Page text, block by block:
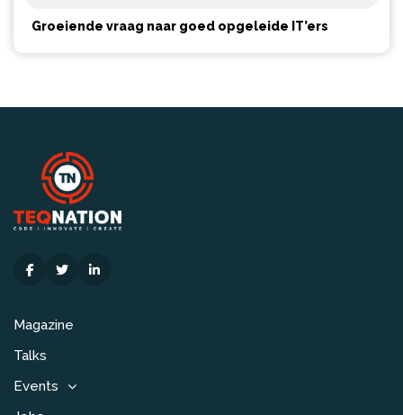
Groeiende vraag naar goed opgeleide IT’ers
Magazine
Talks
Events